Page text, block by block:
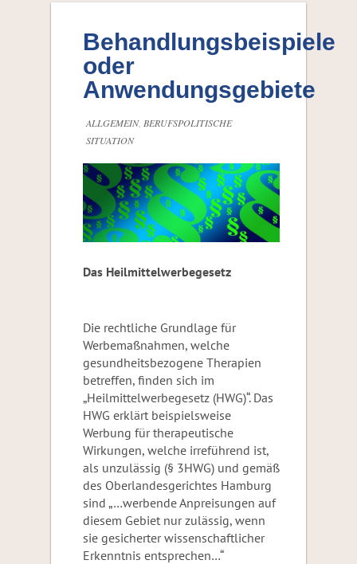
Behandlungsbeispiele
oder
Anwendungsgebiete
ALLGEMEIN, BERUFSPOLITISCHE
SITUATION
Das Heilmittelwerbegesetz
Die rechtliche Grundlage für
Werbemaßnahmen, welche
gesundheitsbezogene Therapien
betreffen, finden sich im
„Heilmittelwerbegesetz (HWG)“. Das
HWG erklärt beispielsweise
Werbung für therapeutische
Wirkungen, welche irreführend ist,
als unzulässig (§ 3HWG) und gemäß
des Oberlandesgerichtes Hamburg
sind „…werbende Anpreisungen auf
diesem Gebiet nur zulässig, wenn
sie gesicherter wissenschaftlicher
Erkenntnis entsprechen…“